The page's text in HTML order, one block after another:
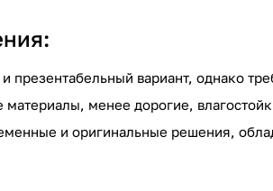
презентабельный вариант, однако
менее дорогие,
и оригинальные решения,